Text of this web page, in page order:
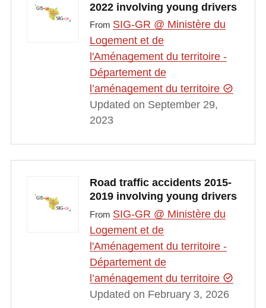
2022 involving young drivers
From SIG-GR @ Ministère du
Logement et de
l'Aménagement du territoire -
Département de
l’aménagement du territoire
Updated on September 29,
2023
Road traffic accidents 2015-
2019 involving young drivers
From SIG-GR @ Ministère du
Logement et de
l'Aménagement du territoire -
Département de
l’aménagement du territoire
Updated on February 3, 2026